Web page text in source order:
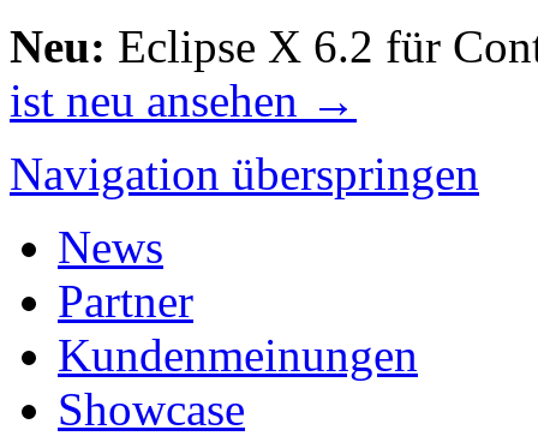
Neu: Eclipse X 6.2 für
ist neu ansehen →
Navigation überspringen
News
Partner
Kundenmeinungen
Showcase